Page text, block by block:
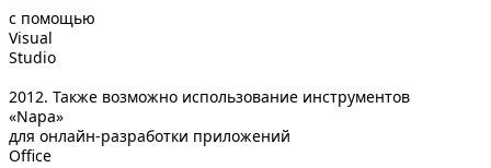
с помощью
Visual
Studio
2012. Также возможно использование инструментов
«Napa»
для онлайн-разработки приложений
Office